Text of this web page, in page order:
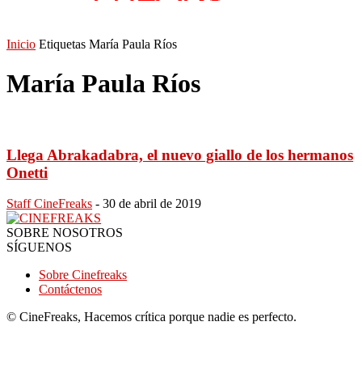
Inicio Etiquetas María Paula Ríos
María Paula Ríos
Llega Abrakadabra, el nuevo giallo de los hermanos
Onetti
Staff CineFreaks - 30 de abril de 2019
SOBRE NOSOTROS
SÍGUENOS
Sobre Cinefreaks
Contáctenos
© CineFreaks, Hacemos crítica porque nadie es perfecto.